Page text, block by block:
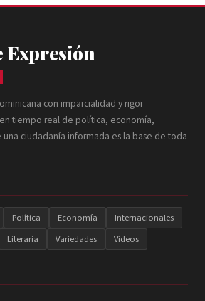
Expresión
con imparcialidad y rigor
tiempo real de política, economía,
ciudadanía informada es la base de toda
Política Economía
Internacionales
Literaria Variedades Videos